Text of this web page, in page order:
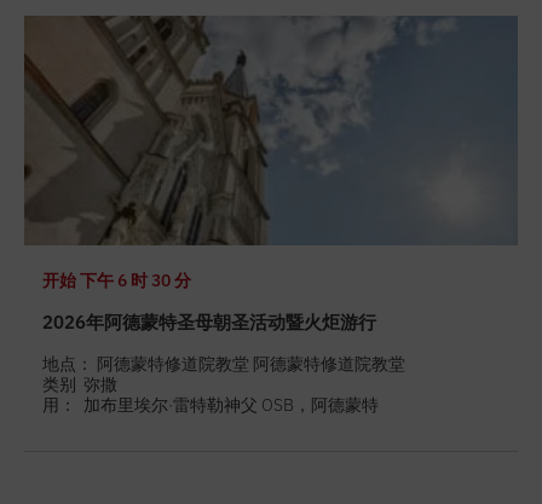
开始下午 6 时 30 分
2026年阿德蒙特圣母朝圣活动暨火炬游行
地点： 阿德蒙特修道院教堂 阿德蒙特修道院教堂
类别 弥撒
用： 加布里埃尔·雷特勒神父 OSB，阿德蒙特